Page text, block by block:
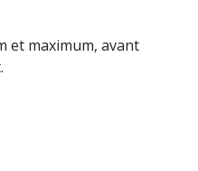
et maximum, avant